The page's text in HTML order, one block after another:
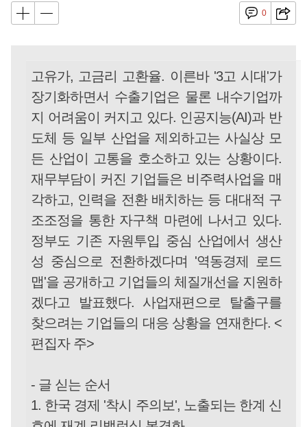
0
고유가, 고금리 고환율. 이른바 '3고 시대'가
장기화하면서 수출기업은 물론 내수기업까
지 어려움이 커지고 있다. 인공지능(AI)과 반
도체 등 일부 산업을 제외하고는 사실상 모
든 산업이 고통을 호소하고 있는 상황이다.
재무부담이 커진 기업들은 비주력사업을 매
각하고, 인력을 전환 배치하는 등 대대적 구
조조정을 통한 자구책 마련에 나서고 있다.
정부도 기존 자원투입 중심 산업에서 생산
성 중심으로 전환하겠다며 '역동경제 로드
맵'을 공개하고 기업들의 체질개선을 지원하
겠다고 발표했다. 사업재편으로 탈출구를
찾으려는 기업들의 대응 상황을 연재한다. <
편집자 주>
- 글 싣는 순서
1. 한국 경제 '착시 주의보', 노출되는 한계 신